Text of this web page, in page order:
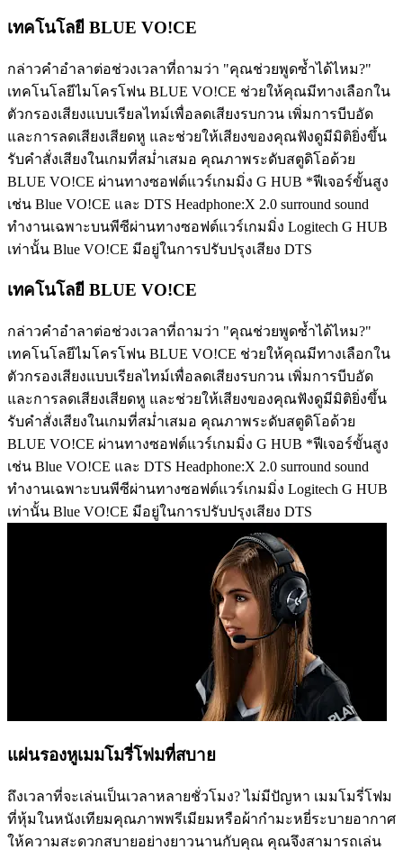
เทคโนโลยี BLUE VO!CE
กล่าวคำอำลาต่อช่วงเวลาที่ถามว่า "คุณช่วยพูดซ้ำได้ไหม?"
เทคโนโลยีไมโครโฟน BLUE VO!CE ช่วยให้คุณมีทางเลือกใน
ตัวกรองเสียงแบบเรียลไทม์เพื่อลดเสียงรบกวน เพิ่มการบีบอัด
และการลดเสียงเสียดหู และช่วยให้เสียงของคุณฟังดูมีมิติยิ่งขึ้น
รับคำสั่งเสียงในเกมที่สม่ำเสมอ คุณภาพระดับสตูดิโอด้วย
BLUE VO!CE ผ่านทางซอฟต์แวร์เกมมิ่ง G HUB *ฟีเจอร์ขั้นสูง
เช่น Blue VO!CE และ DTS Headphone:X 2.0 surround sound
ทำงานเฉพาะบนพีซีผ่านทางซอฟต์แวร์เกมมิ่ง Logitech G HUB
เท่านั้น Blue VO!CE มีอยู่ในการปรับปรุงเสียง DTS
เทคโนโลยี BLUE VO!CE
กล่าวคำอำลาต่อช่วงเวลาที่ถามว่า "คุณช่วยพูดซ้ำได้ไหม?"
เทคโนโลยีไมโครโฟน BLUE VO!CE ช่วยให้คุณมีทางเลือกใน
ตัวกรองเสียงแบบเรียลไทม์เพื่อลดเสียงรบกวน เพิ่มการบีบอัด
และการลดเสียงเสียดหู และช่วยให้เสียงของคุณฟังดูมีมิติยิ่งขึ้น
รับคำสั่งเสียงในเกมที่สม่ำเสมอ คุณภาพระดับสตูดิโอด้วย
BLUE VO!CE ผ่านทางซอฟต์แวร์เกมมิ่ง G HUB *ฟีเจอร์ขั้นสูง
เช่น Blue VO!CE และ DTS Headphone:X 2.0 surround sound
ทำงานเฉพาะบนพีซีผ่านทางซอฟต์แวร์เกมมิ่ง Logitech G HUB
เท่านั้น Blue VO!CE มีอยู่ในการปรับปรุงเสียง DTS
แผ่นรองหูเมมโมรี่โฟมที่สบาย
ถึงเวลาที่จะเล่นเป็นเวลาหลายชั่วโมง? ไม่มีปัญหา เมมโมรี่โฟม
ที่หุ้มในหนังเทียมคุณภาพพรีเมียมหรือผ้ากำมะหยี่ระบายอากาศ
ให้ความสะดวกสบายอย่างยาวนานกับคุณ คุณจึงสามารถเล่น